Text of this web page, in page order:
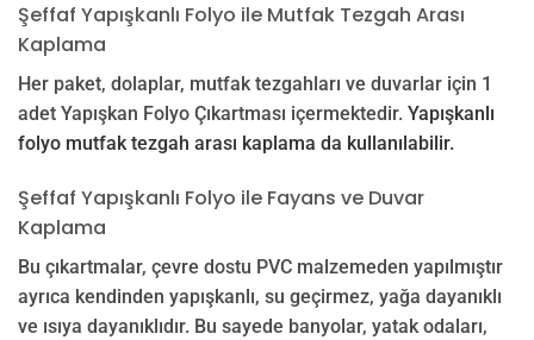
Şeffaf Yapışkanlı Folyo ile Mutfak Tezgah Arası
Kaplama
Her paket, dolaplar, mutfak tezgahları ve duvarlar için 1
adet Yapışkan Folyo Çıkartması içermektedir. Yapışkanlı
folyo mutfak tezgah arası kaplama da kullanılabilir.
Şeffaf Yapışkanlı Folyo ile Fayans ve Duvar
Kaplama
Bu çıkartmalar, çevre dostu PVC malzemeden yapılmıştır
ayrıca kendinden yapışkanlı, su geçirmez, yağa dayanıklı
ve ısıya dayanıklıdır. Bu sayede banyolar, yatak odaları,